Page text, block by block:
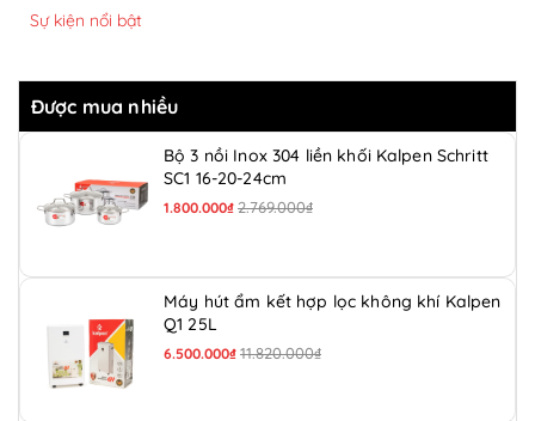
Sự kiện nổi bật
Được mua nhiều
Bộ 3 nồi Inox 304 liền khối Kalpen Schritt
SC1 16-20-24cm
1.800.000₫ 2.769.000₫
Máy hút ẩm kết hợp lọc không khí Kalpen
Q1 25L
6.500.000₫ 11.820.000₫